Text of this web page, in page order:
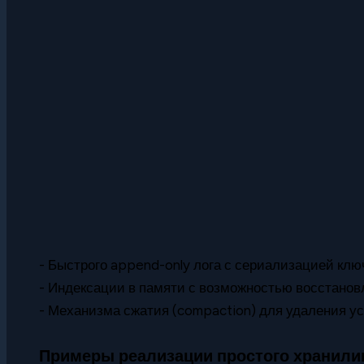
- Быстрого append-only лога с сериализацией
- Индексации в памяти с возможностью
- Механизма сжатия (compaction) для удаления
Примеры реализации простого